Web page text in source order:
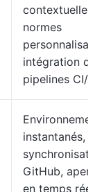
contextuelles,
normes
intégration de
pipelines CI/
instantanés,
GitHub,
en temps réel,